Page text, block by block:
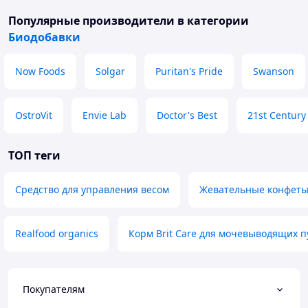
Популярные производители в категории
Биодобавки
Now Foods Solgar Puritan's Pride Swanson
OstroVit Envie Lab Doctor's Best 21st Century
ТОП теги
Средство для управления весом Жевательные
Realfood organics Корм Brit Care для мочевыводящих
Покупателям